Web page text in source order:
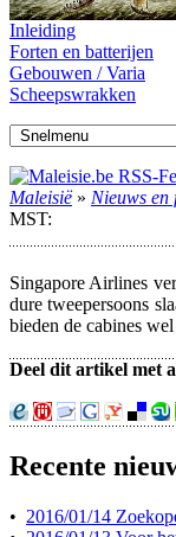
Inleiding
Forten en batterijen
Gebouwen / Varia
Scheepswrakken
Maleisië» Nieuws en
MST:
Singapore Airlines
dure tweepersoons
bieden de cabines
Deel dit artikel met
Recente
• 2016/01/14